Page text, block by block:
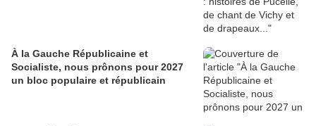
À la Gauche Républicaine et
Socialiste, nous prônons pour 2027
un bloc populaire et républicain